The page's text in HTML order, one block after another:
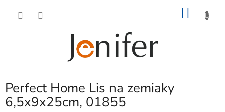
Perfect Home Lis na zemiaky
6,5x9x25cm, 01855